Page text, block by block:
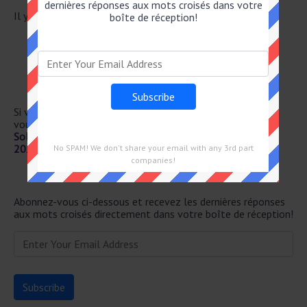
Il y a un total de 28 mots croisés pour le 9 Mars 2026.
GAMIN DE PARIS
BONNE POMME (D')
ACTION À LA BOURSE
REVÊTUES D'UNE COULEUR
Si vous avez déjà résolu cet indice de mots croisés et que
vous recherchez le message principal, rendez-vous sur
Solution Notre Temps Mots Fléchés Force 2 du 9 Mars
2026
Newsletter
Abonnez-vous ci-dessous et recevez les dernières réponses
aux mots croisés directement dans votre boîte de réception!
dernières réponses aux mots croisés dans votre
boîte de réception!
No SPAM! We don't share your email with any 3rd part
companies!